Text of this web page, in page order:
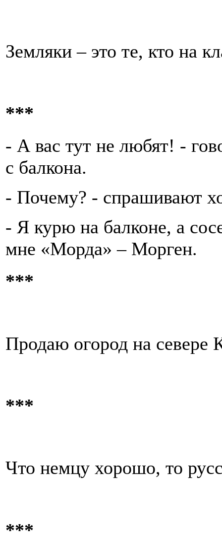
Земляки – это те, кто на
***
- А вас тут не любят! -
с балкона.
- Почему? - спрашивают
- Я курю на балконе, а
мне «Морда» – Морген.
***
Продаю огород на
***
Что немцу хорошо, то
***